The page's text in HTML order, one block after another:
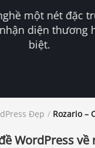
một nét đặc
diện thương
biệt.
Đẹp / Rozario –
WordPress về